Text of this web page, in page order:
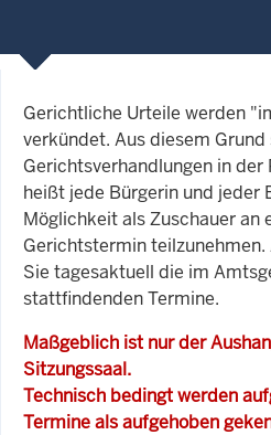
Gerichtliche Urteile werden
verkündet. Aus diesem Grund
Gerichtsverhandlungen in der
heißt jede Bürgerin und jeder
Möglichkeit als Zuschauer an
Gerichtstermin
Sie tagesaktuell die im
stattfindenden Termine.
Maßgeblich ist nur der
Sitzungssaal.
Technisch bedingt werden
Termine als aufgehoben